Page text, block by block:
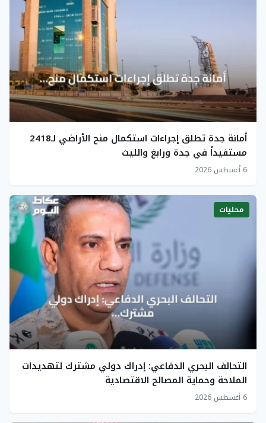
أمانة جدة تطلق إجراءات استكمال منح الأراضي لـ2418
مستفيداً في جدة ورابغ والليث
6 أغسطس 2026
محليات
التحالف البحري الدفاعي: إدراك دولي مشترك لتهديدات
الملاحة وحماية المصالح الاقتصادية
6 أغسطس 2026